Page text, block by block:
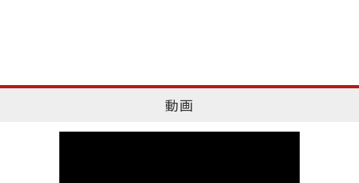
動画